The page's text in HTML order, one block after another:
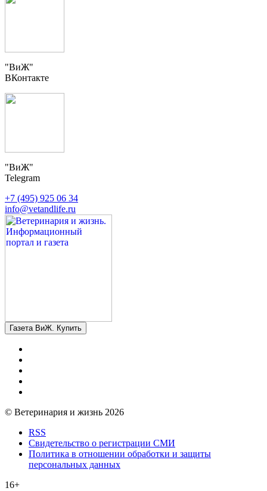
"ВиЖ"
ВКонтакте
"ВиЖ"
Telegram
+7 (495) 925 06 34
info@vetandlife.ru
Газета ВиЖ. Купить
© Ветеринария и жизнь 2026
RSS
Свидетельство о регистрации СМИ
Политика в отношении обработки и защиты
персональных данных
16+